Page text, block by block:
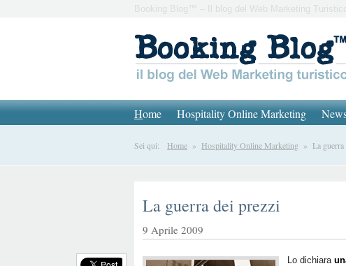
Booking Blog™ – Il blog del Web Marketing Turistico
Home Hospitality Online Marketing
Sei qui: Home » Hospitality Online Marketing » La guerra
La guerra dei prezzi
9 Aprile 2009
Lo dichiara